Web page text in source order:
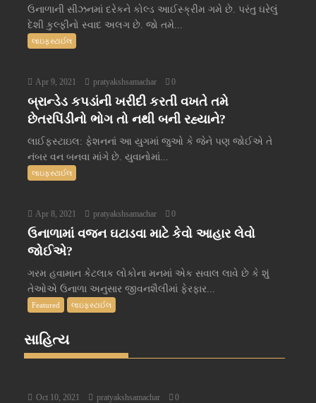
ઉનાળાની સીઝનમાં દરેકને કોલ્ડ આઈસ્ક્રીમ ગમે છે. પરંતુ ઘરેલું
દેશી કુલ્ફીનો સ્વાદ અલગ છે. જો તમે...
લાઇફસ્ટાઈલ
Apr 9, 2021 pratyakshsamachar 0
બ્રાન્ડેડ કપડાંની ખરીદી કરતી વખતે તમે
છેતરપિંડીનો ભોગ તો નથી બની રહ્યાને?
લાઈફસ્ટાઇલ: ફેશનનાં આ યુગમાં જુઓ કે જેને પણ જોઈએ તે
નંબર વન બનવા માંગે છે. યુવાનોમાં...
લાઇફસ્ટાઈલ
Apr 8, 2021 pratyakshsamachar 0
ઉનાળામાં વજન ઘટાડવા માટે કેવો આહાર લેવો
જોઈએ?
ગરમ હવામાન કેટલાક લોકોના મનમાં એક સવાલ લાવે છે કે શું
તેઓએ ઉનાળા અનુસાર જીવનશૈલીમાં ફેરફાર...
Featured લાઇફસ્ટાઈલ
સાહિત્ય
Oct 10, 2021 pratyakshsamachar 0